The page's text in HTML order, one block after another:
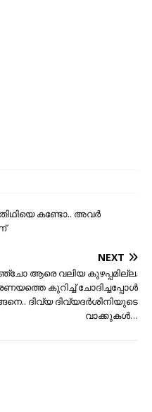
കണ്ടോ.. അവര്‍
NEXT
ആരെ വലിയ കുഴപ്പമില്ല.
കുറിച്ച് ചോദിച്ചപ്പോള്‍
ദിവ്യ ദിവ്യദര്‍ശിനിയുടെ
വാക്കുകള്‍…